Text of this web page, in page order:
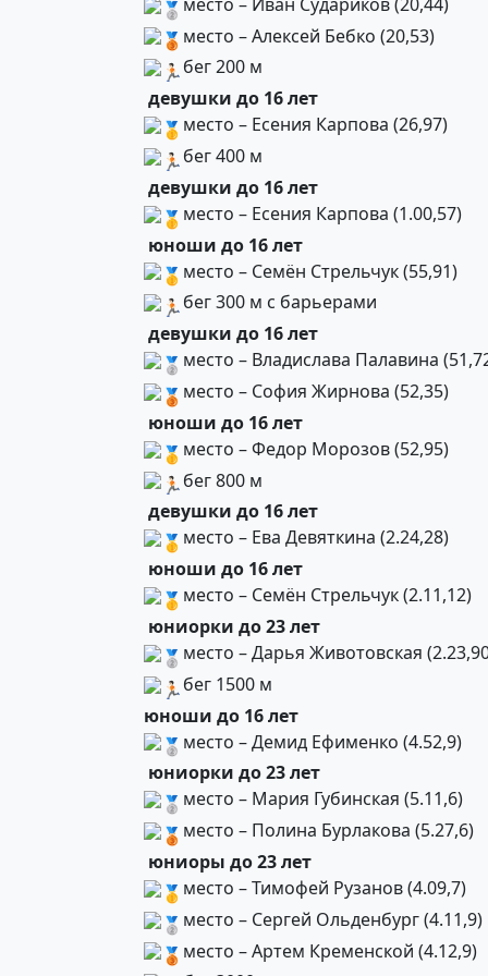
место – Алексей Бебко (20,53)
бег 200 м
девушки до 16 лет
место – Есения Карпова (26,97)
бег 400 м
девушки до 16 лет
место – Есения Карпова (1.00,57)
юноши до 16 лет
место – Семён Стрельчук (55,91)
бег 300 м с барьерами
девушки до 16 лет
место – Владислава Палавина
место – София Жирнова (52,35)
юноши до 16 лет
место – Федор Морозов (52,95)
бег 800 м
девушки до 16 лет
место – Ева Девяткина (2.24,28)
юноши до 16 лет
место – Семён Стрельчук (2.11,12)
юниорки до 23 лет
место – Дарья Животовская
бег 1500 м
юноши до 16 лет
место – Демид Ефименко (4.52,9)
юниорки до 23 лет
место – Мария Губинская (5.11,6)
место – Полина Бурлакова (5.27,6)
юниоры до 23 лет
место – Тимофей Рузанов (4.09,7)
место – Сергей Ольденбург (4.11,9)
место – Артем Кременской (4.12,9)